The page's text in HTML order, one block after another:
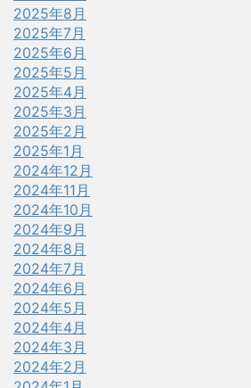
2025年8月
2025年7月
2025年6月
2025年5月
2025年4月
2025年3月
2025年2月
2025年1月
2024年12月
2024年11月
2024年10月
2024年9月
2024年8月
2024年7月
2024年6月
2024年5月
2024年4月
2024年3月
2024年2月